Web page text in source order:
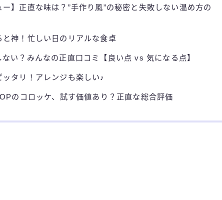
ー】正直な味は？”手作り風”の秘密と失敗しない温め方の
と神！忙しい日のリアルな食卓
ない？みんなの正直口コミ【良い点 vs 気になる点】
ッタリ！アレンジも楽しい♪
のコロッケ、試す価値あり？正直な総合評価